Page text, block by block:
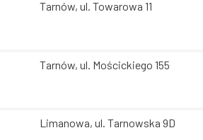
Tarnów, ul. Towarowa 11
Tarnów, ul. Mościckiego 155
Limanowa, ul. Tarnowska 9D